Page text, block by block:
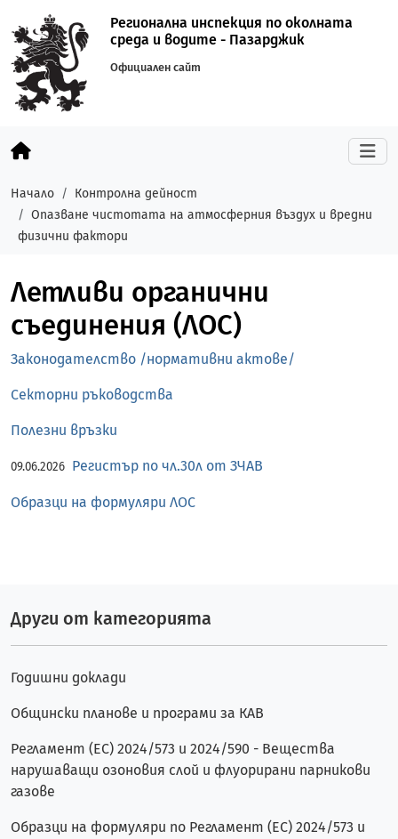
Регионална инспекция по околната
среда и водите - Пазарджик
Официален сайт
Начало
Контролна дейност
Опазване чистотата на атмосферния въздух и вредни
физични фактори
Летливи органични
съединения (ЛОС)
Законодателство /нормативни актове/
Секторни ръководства
Полезни връзки
09.06.2026 Регистър по чл.30л от ЗЧАВ
Образци на формуляри ЛОС
Други от категорията
Годишни доклади
Общински планове и програми за КАВ
Регламент (ЕС) 2024/573 и 2024/590 - Вещества
нарушаващи озоновия слой и флуорирани парникови
газове
Образци на формуляри по Регламент (ЕС) 2024/573 и